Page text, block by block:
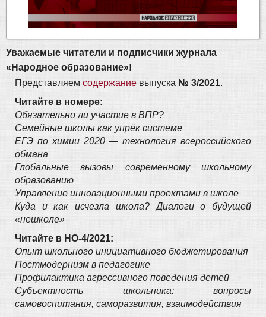
Уважаемые читатели и подписчики журнала
«Народное образование»!
Представляем содержание выпуска № 3/2021.
Читайте в номере:
Обязательно ли участие в ВПР?
Семейные школы как упрёк системе
ЕГЭ по химии 2020 — технология всероссийского
обмана
Глобальные вызовы современному школьному
образованию
Управление инновационными проектами в школе
Куда и как исчезла школа? Диалоги о будущей
«нешколе»
Читайте в НО-4/2021:
Опыт школьного инициативного бюджетирования
Постмодернизм в педагогике
Профилактика агрессивного поведения детей
Субъектность школьника: вопросы
самовоспитания, саморазвития, взаимодействия